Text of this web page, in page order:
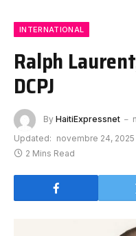
INTERNATIONAL
Ralph
DCPJ
By HaitiExpressnet
Updated: novembre 24, 2025
2 Mins Read